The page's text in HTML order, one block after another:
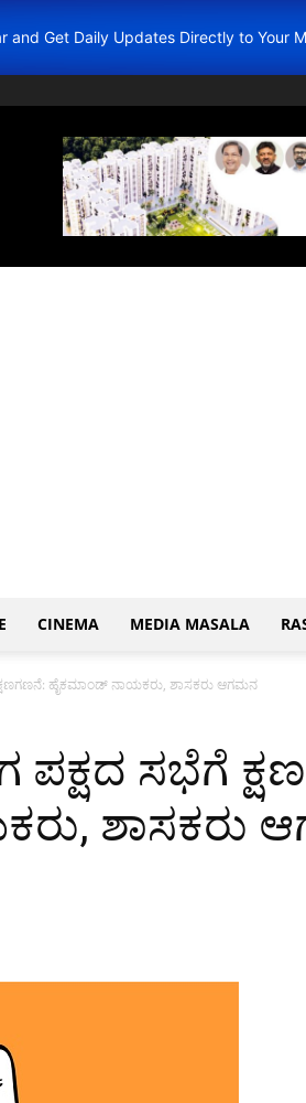
and Get Daily Updates Directly to Your
CINEMA MEDIA MASALA
ಕ್ಷಣಗಣನೆ: ಹೈಕಮಾಂಡ್ ನಾಯಕರು, ಶಾಸಕರು ಆಗಮನ
ಪಕ್ಷದ ಸಭೆಗೆ
ಶಾಸಕರು